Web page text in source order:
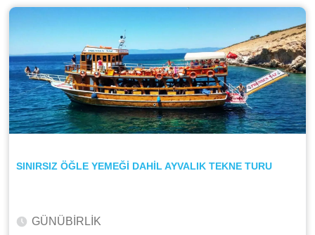
SINIRSIZ ÖĞLE YEMEĞİ DAHİL AYVALIK TEKNE TURU
GÜNÜBİRLİK